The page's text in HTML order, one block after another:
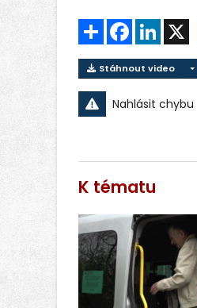
Sdílet FacebookLinkedIn
Stáhnout video
Nahlásit chybu
K tématu